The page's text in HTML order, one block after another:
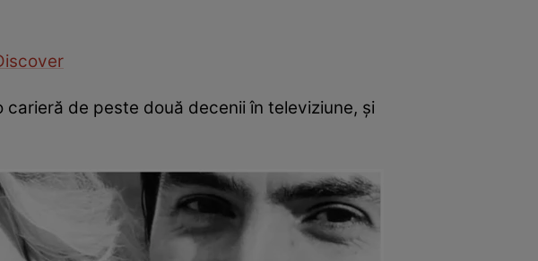
de peste două decenii în televiziune, și